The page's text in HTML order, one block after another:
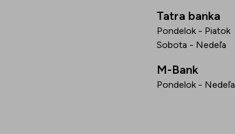
Tatra banka
Pondelok - Piatok
Sobota - Nedeľa
M-Bank
Pondelok - Nedeľa